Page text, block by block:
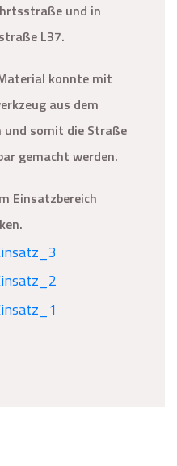
und in
L37.
konnte mit
aus dem
somit die Straße
gemacht werden.
Einsatzbereich